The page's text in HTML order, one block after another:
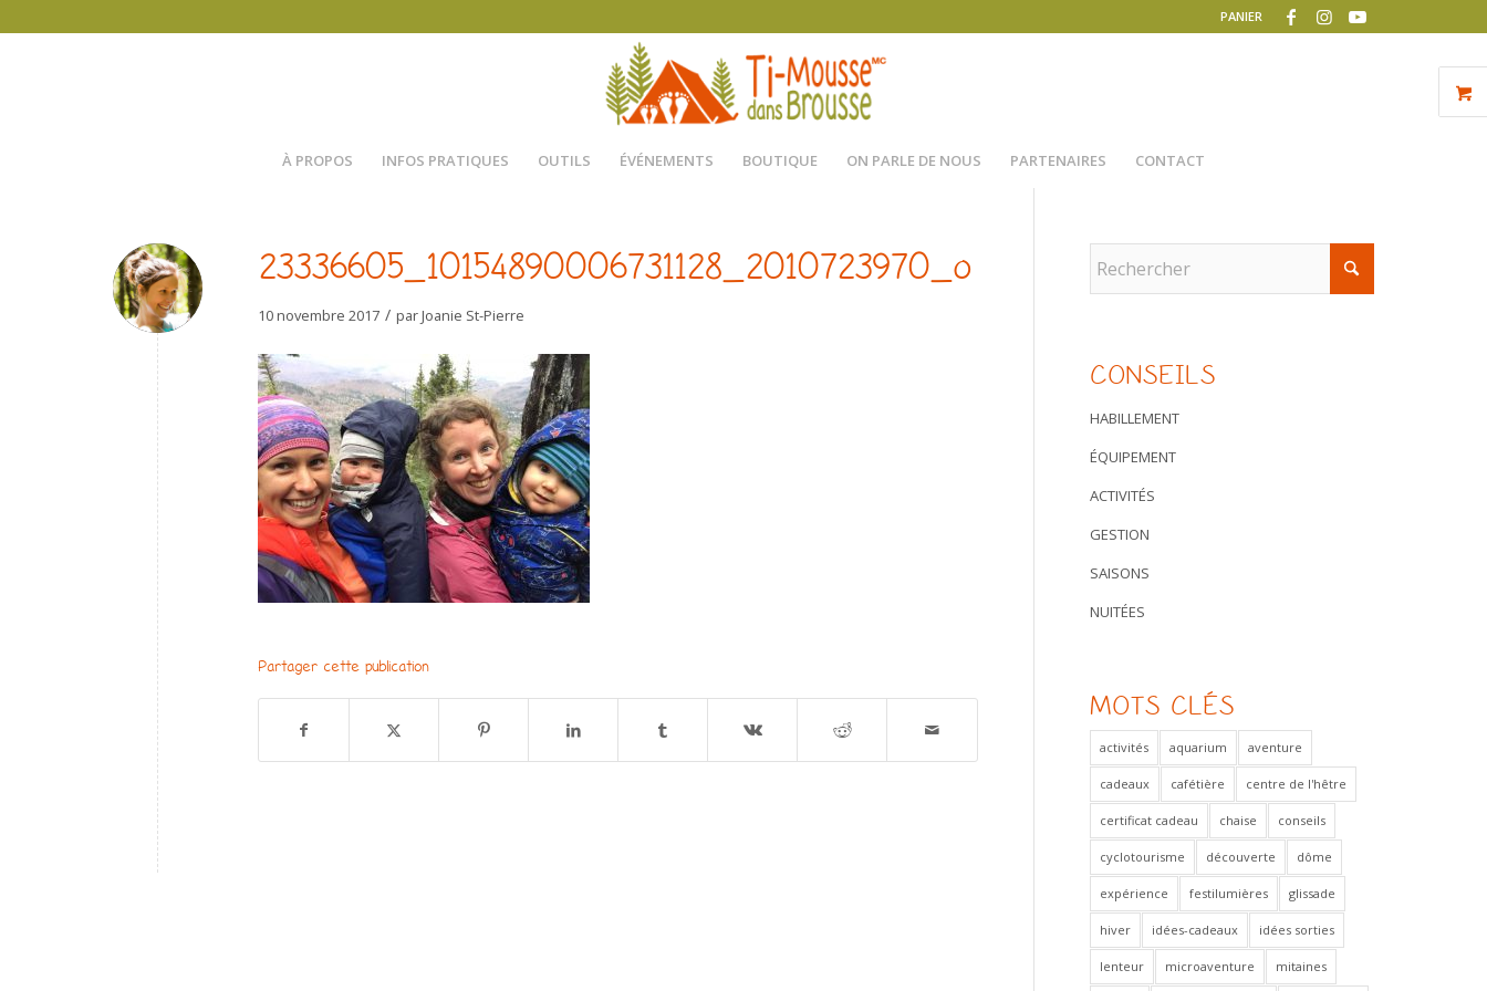
PANIER
À PROPOS INFOS PRATIQUES OUTILS ÉVÉNEMENTS BOUTIQUE ON PARLE DE NOUS PARTENAIRES CONTACT
23336605_10154890006731128_2010723970_o
10 novembre 2017 / parJoanie St-Pierre
Partager cette publication
CONSEILS
HABILLEMENT
ÉQUIPEMENT
ACTIVITÉS
GESTION
SAISONS
NUITÉES
MOTS CLÉS
activités aquarium aventure
cadeaux cafétière centre de l'hêtre
certificat cadeau chaise conseils
cyclotourisme découverte dôme
expérience festilumières glissade
hiver idées-cadeaux idées sorties
lenteur microaventure mitaines